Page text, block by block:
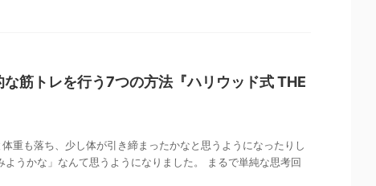
筋トレを行う7つの方法『ハリウッド式 THE
重も落ち、少し体が引き締まったかなと思うようになったりし
ようかな」なんて思うようになりました。 まるで単純な思考回